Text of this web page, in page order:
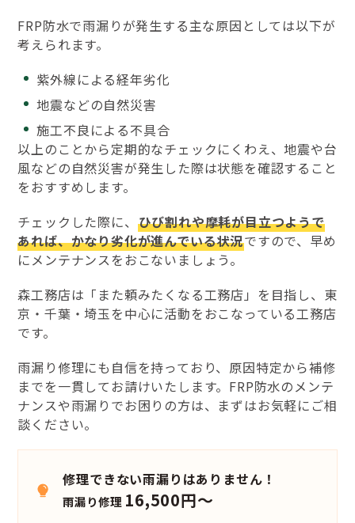
FRP防水で雨漏りが発生する主な原因としては以下が
考えられます。
紫外線による経年劣化
地震などの自然災害
施工不良による不具合
以上のことから定期的なチェックにくわえ、地震や台
風などの自然災害が発生した際は状態を確認すること
をおすすめします。
チェックした際に、 ひび割れや摩耗が目立つようで
あれば、かなり劣化が進んでいる状況ですので、早め
にメンテナンスをおこないましょう。
森工務店は「また頼みたくなる工務店」を目指し、東
京・千葉・埼玉を中心に活動をおこなっている工務店
です。
雨漏り修理にも自信を持っており、原因特定から補修
までを一貫してお請けいたします。FRP防水のメンテ
ナンスや雨漏りでお困りの方は、まずはお気軽にご相
談ください。
修理できない雨漏りはありません！
雨漏り修理 16,500円～